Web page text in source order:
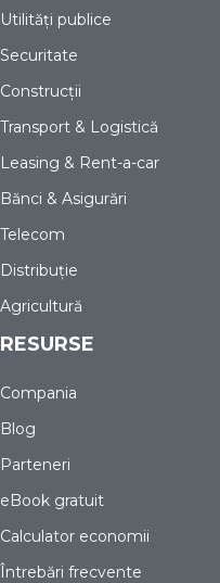
Utilități publice
Securitate
Construcții
Transport & Logistică
Leasing & Rent-a-car
Bănci & Asigurări
Telecom
Distribuție
Agricultură
RESURSE
Compania
Blog
Parteneri
eBook gratuit
Calculator economii
Întrebări frecvente